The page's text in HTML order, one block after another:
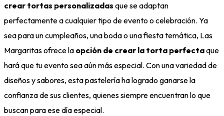
crear tortas personalizadas que se adaptan
perfectamente a cualquier tipo de evento o celebración. Ya
sea para un cumpleaños, una boda o una fiesta temática, Las
Margaritas ofrece la opción de crear la torta perfectaque
hará que tu evento sea aún más especial. Con una variedad de
diseños y sabores, esta pastelería ha logrado ganarse la
confianza de sus clientes, quienes siempre encuentran lo que
buscan para ese día especial.